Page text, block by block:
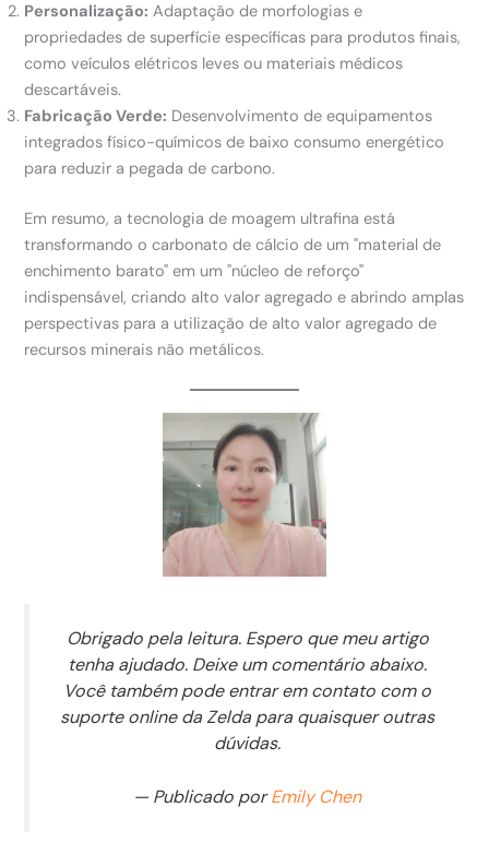
Personalização: Adaptação de morfologias e
propriedades de superfície específicas para produtos finais,
como veículos elétricos leves ou materiais médicos
descartáveis.
Fabricação Verde: Desenvolvimento de equipamentos
integrados físico-químicos de baixo consumo energético
para reduzir a pegada de carbono.
Em resumo, a tecnologia de moagem ultrafina está
transformando o carbonato de cálcio de um "material de
enchimento barato" em um "núcleo de reforço"
indispensável, criando alto valor agregado e abrindo amplas
perspectivas para a utilização de alto valor agregado de
recursos minerais não metálicos.
Obrigado pela leitura. Espero que meu artigo
tenha ajudado. Deixe um comentário abaixo.
Você também pode entrar em contato com o
suporte online da Zelda para quaisquer outras
dúvidas.
— Publicado porEmily Chen